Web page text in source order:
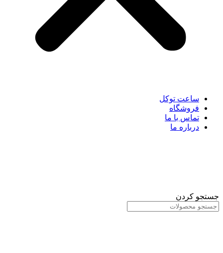
ساعت توکل
فروشگاه
تماس با ما
درباره ما
جستجو کردن